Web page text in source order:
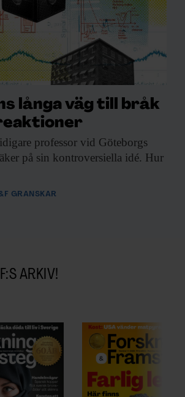
långa väg till bråk
professor vid Göteborgs
på sin kontroversiella idé. Hur
GRANSKAR
ARKIV!